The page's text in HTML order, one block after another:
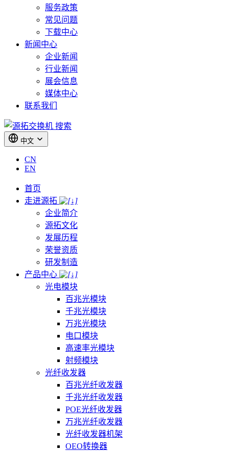
服务政策
常见问题
下载中心
新闻中心
企业新闻
行业新闻
展会信息
媒体中心
联系我们
搜索
中文
CN
EN
首页
走进源拓
企业简介
源拓文化
发展历程
荣誉资质
研发制造
产品中心
光电模块
百兆光模块
千兆光模块
万兆光模块
电口模块
高速率光模块
射频模块
光纤收发器
百兆光纤收发器
千兆光纤收发器
POE光纤收发器
万兆光纤收发器
光纤收发器机架
OEO转换器